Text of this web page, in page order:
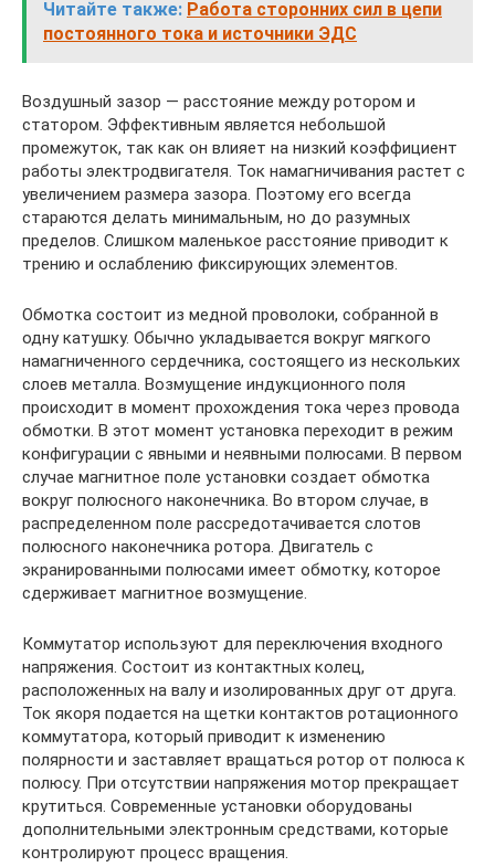
Читайте также: Работа сторонних сил в цепи
постоянного тока и источники ЭДС
Воздушный зазор — расстояние между ротором и
статором. Эффективным является небольшой
промежуток, так как он влияет на низкий коэффициент
работы электродвигателя. Ток намагничивания растет с
увеличением размера зазора. Поэтому его всегда
стараются делать минимальным, но до разумных
пределов. Слишком маленькое расстояние приводит к
трению и ослаблению фиксирующих элементов.
Обмотка состоит из медной проволоки, собранной в
одну катушку. Обычно укладывается вокруг мягкого
намагниченного сердечника, состоящего из нескольких
слоев металла. Возмущение индукционного поля
происходит в момент прохождения тока через провода
обмотки. В этот момент установка переходит в режим
конфигурации с явными и неявными полюсами. В первом
случае магнитное поле установки создает обмотка
вокруг полюсного наконечника. Во втором случае, в
распределенном поле рассредотачивается слотов
полюсного наконечника ротора. Двигатель с
экранированными полюсами имеет обмотку, которое
сдерживает магнитное возмущение.
Коммутатор используют для переключения входного
напряжения. Состоит из контактных колец,
расположенных на валу и изолированных друг от друга.
Ток якоря подается на щетки контактов ротационного
коммутатора, который приводит к изменению
полярности и заставляет вращаться ротор от полюса к
полюсу. При отсутствии напряжения мотор прекращает
крутиться. Современные установки оборудованы
дополнительными электронным средствами, которые
контролируют процесс вращения.